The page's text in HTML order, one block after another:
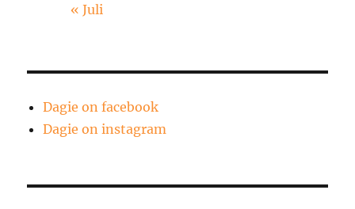
« Juli
Dagie on facebook
Dagie on instagram